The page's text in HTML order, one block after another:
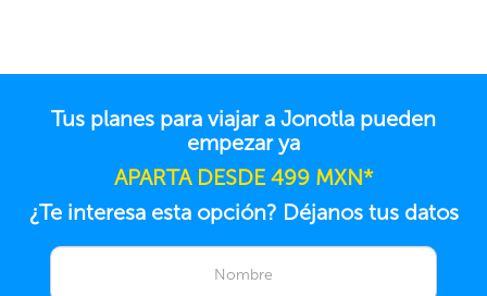
Tus planes para viajar a Jonotla pueden
empezar ya
APARTA DESDE 499 MXN*
¿Te interesa esta opción? Déjanos tus datos